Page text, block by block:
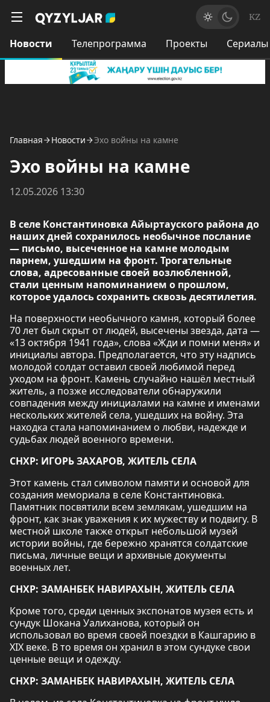
KZ
Новости Телепрограмма Проекты Сериалы
Главная Новости Эхо войны на камне
Эхо войны на камне
12.05.2026 13:30
В селе Константиновка Айыртауского района до
наших дней сохранилось необычное послание
— письмо, высеченное на камне молодым
парнем, ушедшим на фронт. Трогательные
слова, адресованные своей возлюбленной,
стали ценным напоминанием о прошлом,
которое удалось сохранить сквозь десятилетия.
На поверхности необычного камня, который более
70 лет был скрыт от людей, высечены звезда, дата —
«13 октября 1941 года», слова «Жди и помни меня» и
инициалы автора. Предполагается, что эту надпись
молодой солдат оставил своей любимой перед
уходом на фронт. Камень случайно нашёл местный
житель, а позже исследователи обнаружили
совпадения между инициалами на камне и именами
нескольких жителей села, ушедших на войну. Эта
находка стала напоминанием о любви, надежде и
судьбах людей военного времени.
СНХР: ИГОРЬ ЗАХАРОВ, ЖИТЕЛЬ СЕЛА
Этот камень стал символом памяти и основой для
создания мемориала в селе Константиновка.
Памятник посвятили всем землякам, ушедшим на
фронт, как знак уважения к их мужеству и подвигу. В
местной школе также открыт небольшой музей
истории войны, где бережно хранятся солдатские
письма, личные вещи и архивные документы
военных лет.
СНХР: ЗАМАНБЕК НАВИРАХЫН, ЖИТЕЛЬ СЕЛА
Кроме того, среди ценных экспонатов музея есть и
сундук Шокана Уалиханова, который он
использовал во время своей поездки в Кашгарию в
XIX веке. В то время он хранил в этом сундуке свои
ценные вещи и одежду.
СНХР: ЗАМАНБЕК НАВИРАХЫН, ЖИТЕЛЬ СЕЛА